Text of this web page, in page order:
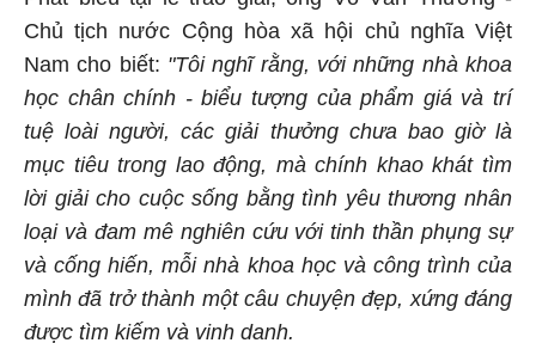
Chủ tịch nước Cộng hòa xã hội chủ nghĩa Việt
Nam cho biết: "Tôi nghĩ rằng, với những nhà khoa
học chân chính - biểu tượng của phẩm giá và trí
tuệ loài người, các giải thưởng chưa bao giờ là
mục tiêu trong lao động, mà chính khao khát tìm
lời giải cho cuộc sống bằng tình yêu thương nhân
loại và đam mê nghiên cứu với tinh thần phụng sự
và cống hiến, mỗi nhà khoa học và công trình của
mình đã trở thành một câu chuyện đẹp, xứng đáng
được tìm kiếm và vinh danh.